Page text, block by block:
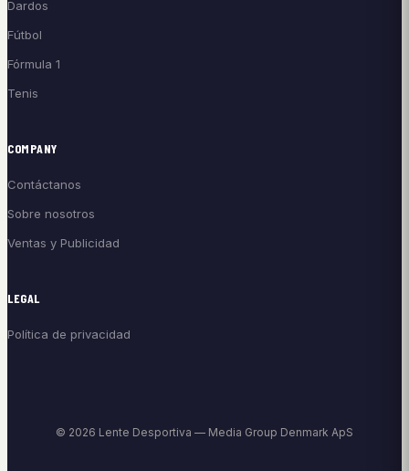
Dardos
Fútbol
Fórmula 1
Tenis
COMPANY
Contáctanos
Sobre nosotros
Ventas y Publicidad
LEGAL
Política de privacidad
© 2026 Lente Desportiva — Media Group Denmark ApS